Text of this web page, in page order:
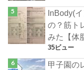
InBody(
の？筋ト
みた【体
35ビュー
甲子園の